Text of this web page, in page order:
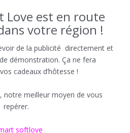
Love est en route
votre région !
de la publicité directement et
démonstration. Ça ne fera
cadeaux d’hôtesse !
, notre meilleur moyen de vous
repérer.